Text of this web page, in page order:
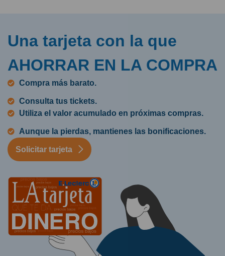
Una tarjeta con la que
AHORRAR EN LA COMPRA
Compra más barato.
Consulta tus tickets.
Utiliza el valor acumulado en próximas compras.
Aunque la pierdas, mantienes las bonificaciones.
Solicitar tarjeta